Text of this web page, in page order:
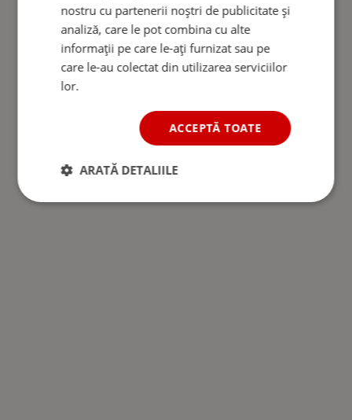
nostru cu partenerii noștri de publicitate și
analiză, care le pot combina cu alte
informații pe care le-ați furnizat sau pe
care le-au colectat din utilizarea serviciilor
lor.
ACCEPTĂ TOATE
ARATĂ DETALIILE